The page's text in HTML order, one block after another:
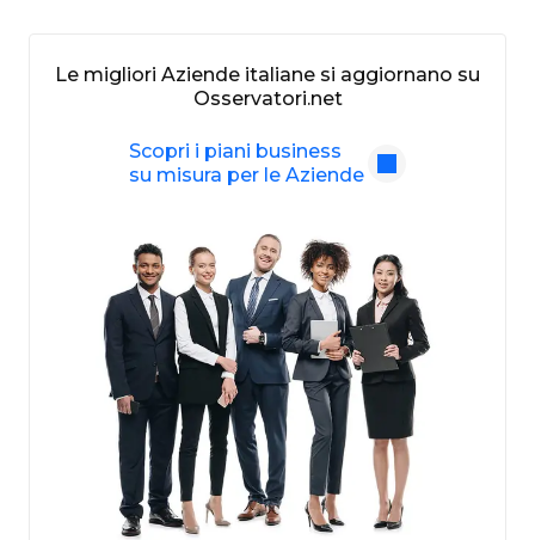
Le migliori Aziende italiane si aggiornano su
Osservatori.net
Scopri i piani business
su misura per le Aziende